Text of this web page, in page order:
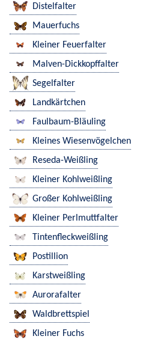
Distelfalter
Mauerfuchs
Kleiner Feuerfalter
Malven-Dickkopffalter
Segelfalter
Landkärtchen
Faulbaum-Bläuling
Kleines Wiesenvögelchen
Reseda-Weißling
Kleiner Kohlweißling
Großer Kohlweißling
Kleiner Perlmuttfalter
Tintenfleckweißling
Postillion
Karstweißling
Aurorafalter
Waldbrettspiel
Kleiner Fuchs